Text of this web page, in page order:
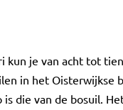
kun je van acht tot
in het Oisterwijkse
die van de bosuil. Het